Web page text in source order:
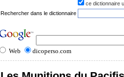
ce dictionnaire
Rechercher dans le dictionnaire
Web dicoperso.com